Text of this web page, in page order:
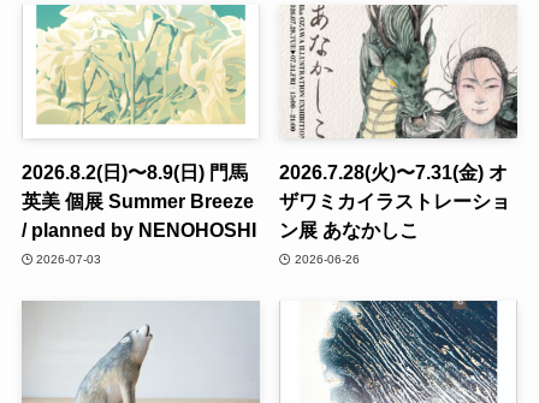
2026.8.2(日)〜8.9(日) 門馬
英美 個展 Summer Breeze
/ planned by NENOHOSHI
2026-07-03
2026.7.28(火)〜7.31(金) オ
ザワミカイラストレーショ
ン展 あなかしこ
2026-06-26